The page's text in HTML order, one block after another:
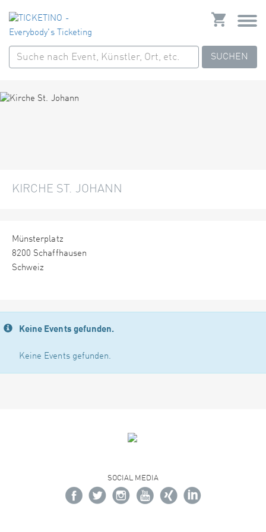
SUCHEN
KIRCHE ST. JOHANN
Münsterplatz
8200 Schaffhausen
Schweiz
Keine Events gefunden.
Keine Events gefunden.
SOCIAL MEDIA